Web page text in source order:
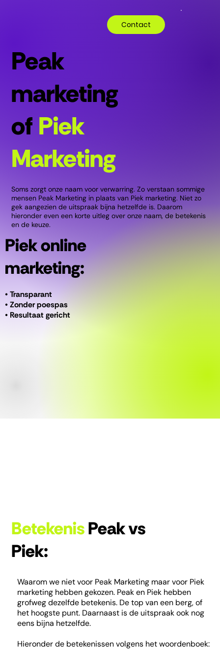
Contact
Piek online
marketing:
• Transparant
• Zonder poespas
• Resultaat gericht
Peak
marketing
of Piek
Marketing
Soms zorgt onze naam voor verwarring. Zo verstaan sommige
mensen Peak Marketing in plaats van Piek marketing. Niet zo
gek aangezien de uitspraak bijna hetzelfde is. Daarom
hieronder even een korte uitleg over onze naam, de betekenis
en de keuze.
BetekenisPeak vs
Piek:
Waarom we niet voor Peak Marketing maar voor Piek
marketing hebben gekozen. Peak en Piek hebben
grofweg dezelfde betekenis. De top van een berg, of
het hoogste punt. Daarnaast is de uitspraak ook nog
eens bijna hetzelfde.
Hieronder de betekenissen volgens het woordenboek: